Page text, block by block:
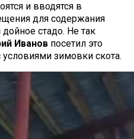
и вводятся в
для содержания
дойное стадо. Не так
Иванов посетил это
зимовки скота.